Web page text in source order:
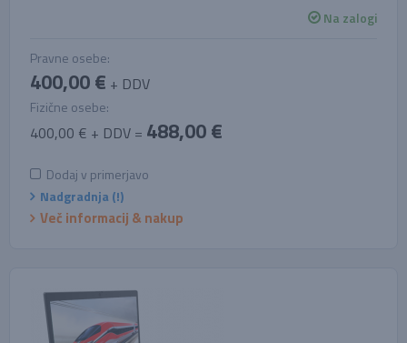
Na zalogi
Pravne osebe:
400,00 € + DDV
Fizične osebe:
400,00 € + DDV = 488,00 €
Dodaj v primerjavo
Nadgradnja (!)
Več informacij & nakup